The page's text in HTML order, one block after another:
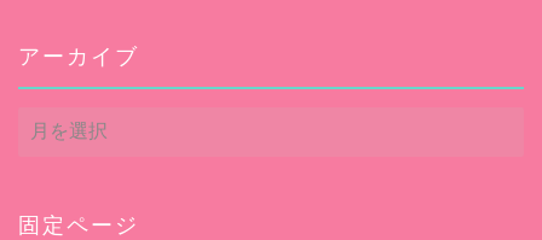
アーカイブ
ア
ー
ブ
固定ページ